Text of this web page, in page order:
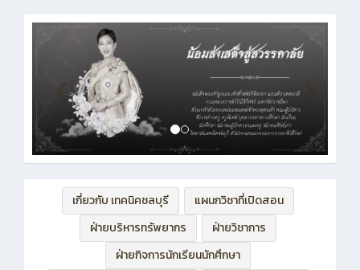
เกี่ยวกับ เทคนิคชลบุรี
แผนกวิชาที่เปิดสอน
ฝ่ายบริหารทรัพยากร
ฝ่ายวิชาการ